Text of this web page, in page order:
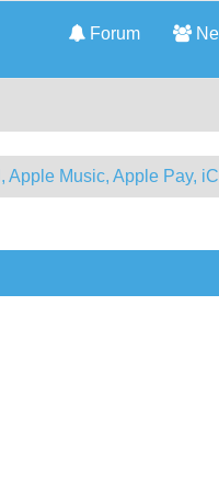
Forum
Apple Music, Apple Pay,